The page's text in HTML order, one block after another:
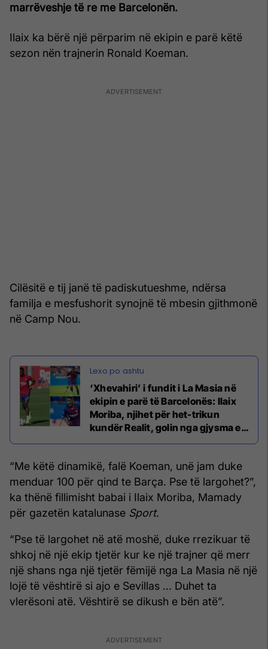
marrëveshje të re me Barcelonën.
Ilaix ka bërë një përparim në ekipin e parë këtë
sezon nën trajnerin Ronald Koeman.
Cilësitë e tij janë të padiskutueshme, ndërsa
familja e mesfushorit synojnë të mbesin gjithmonë
në Camp Nou.
‘Xhevahiri’ i fundit i La Masia në
ekipin e parë të Barcelonës: Ilaix
Moriba, njihet për het-trikun
kundër Realit, golin nga gjysma e
“Me këtë dinamikë, falë Koeman, unë jam duke
menduar 100 për qind te Barça. Pse të largohet?”,
ka thënë fillimisht babai i Ilaix Moriba, Mamady
për gazetën katalunase Sport.
“Pse të largohet në atë moshë, duke rrezikuar të
shkoj në një ekip tjetër kur ke një trajner që merr
një shans nga një tjetër fëmijë nga La Masia në një
lojë të vështirë si ajo e Sevillas ... Duhet ta
vlerësoni atë. Vështirë se dikush e bën atë”.